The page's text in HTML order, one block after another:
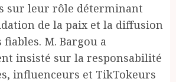
sur leur rôle déterminant
de la paix et la diffusion
M. Bargou a
insisté sur la responsabilité
influenceurs et TikTokeurs